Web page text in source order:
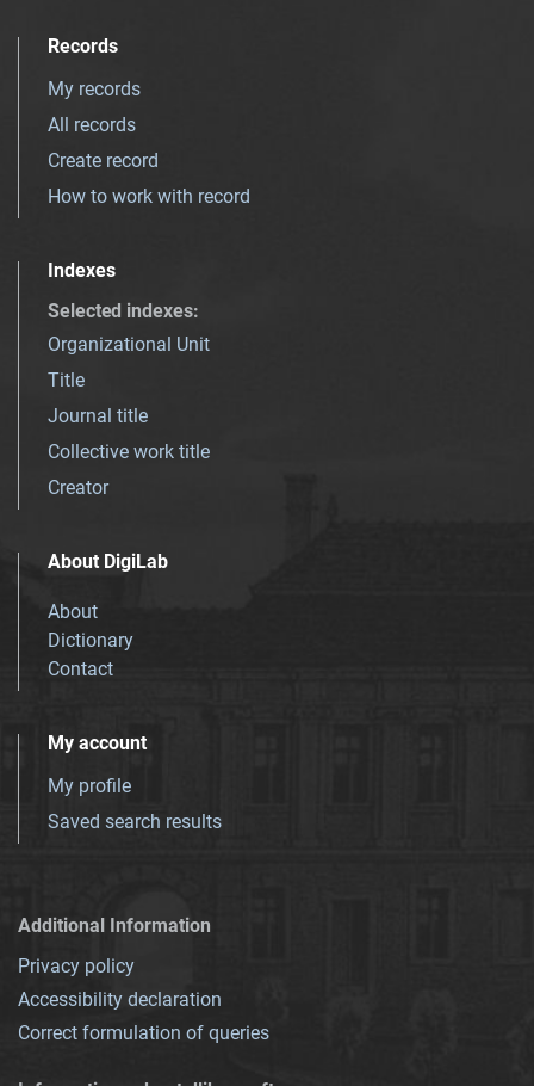
Records
My records
All records
Create record
How to work with record
Indexes
Selected indexes:
Organizational Unit
Title
Journal title
Collective work title
Creator
About DigiLab
About
Dictionary
Contact
My account
My profile
Saved search results
Additional Information
Privacy policy
Accessibility declaration
Correct formulation of queries